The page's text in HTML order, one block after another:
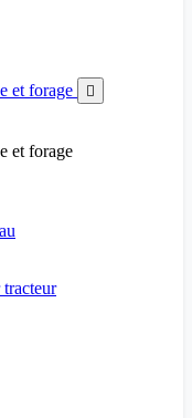
et forage

et forage
tracteur